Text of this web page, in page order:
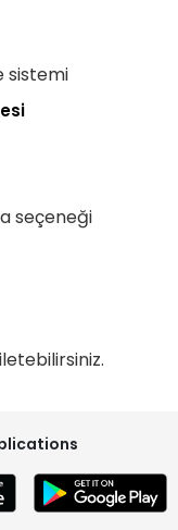
sistemi
seçeneği